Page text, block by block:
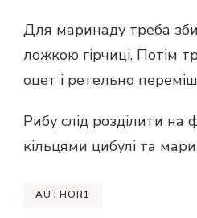
Для маринаду треба
ложкою гірчиці. Потім
оцет і ретельно
Рибу слід розділити на
кільцями цибулі та
AUTHOR1